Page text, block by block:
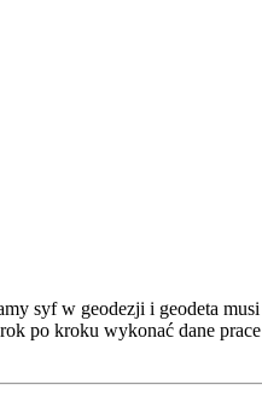
syf w geodezji i geodeta
po kroku wykonać dane